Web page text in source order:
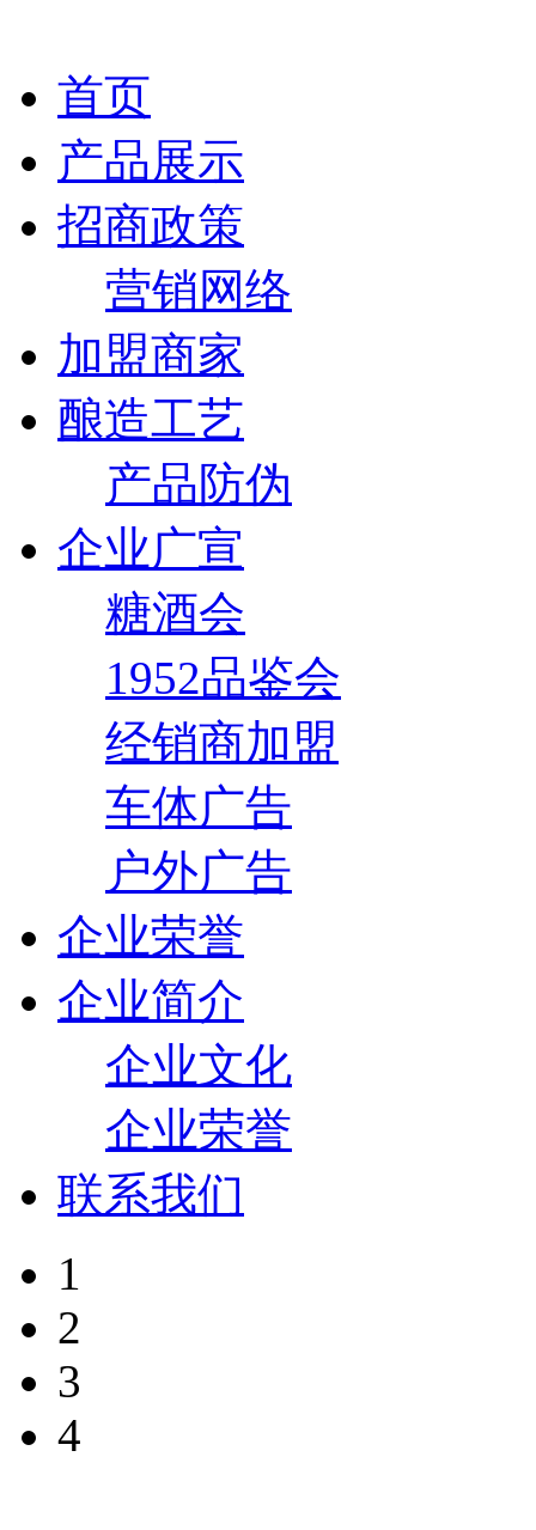
首页
产品展示
招商政策
营销网络
加盟商家
酿造工艺
产品防伪
企业广宣
糖酒会
1952品鉴会
经销商加盟
车体广告
户外广告
企业荣誉
企业简介
企业文化
企业荣誉
联系我们
1
2
3
4